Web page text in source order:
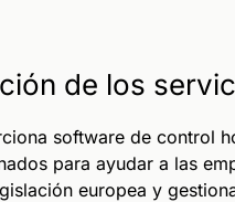
de los
software de control
para ayudar a las
europea y